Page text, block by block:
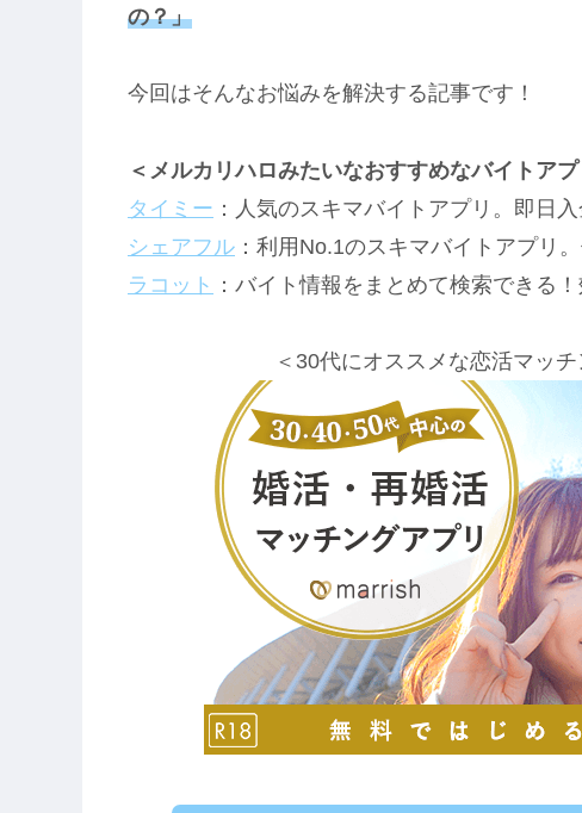
の？」
今回はそんなお悩みを解決する記事です！
＜メルカリハロみたいなおすすめなバイトアプ
タイミー ：人気のスキマバイトアプリ。即日入
シェアフル ：利用No.1のスキマバイトアプリ
ラコット ：バイト情報をまとめて検索できる
＜30代にオススメな恋活マッ